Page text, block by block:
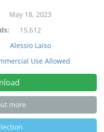
May 18, 2023
15,612
Alessio Laiso
Use Allowed
more